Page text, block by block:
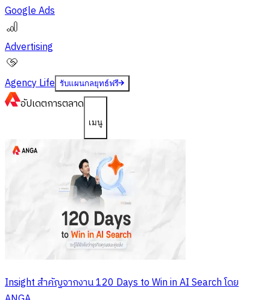
Google Ads
Advertising
Agency Life รับแผนกลยุทธ์ฟรี
อัปเดตการตลาด
เมนู
Insight สำคัญจากงาน 120 Days to Win in AI Search โดย